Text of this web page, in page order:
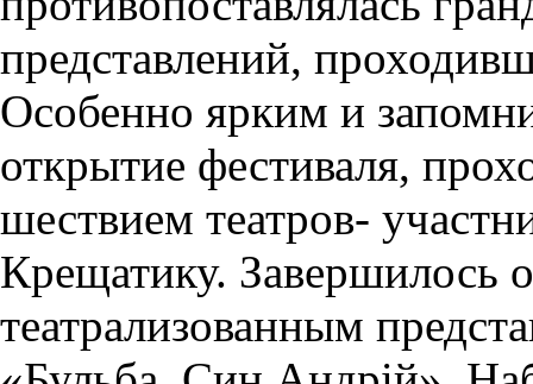
представлений,
Особенно ярким и
открытие фестиваля,
шествием театров-
Крещатику. Завершилось
театрализованным